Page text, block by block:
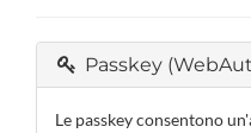
Passkey
Le passkey consentono